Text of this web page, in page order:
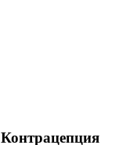
Контрацепция